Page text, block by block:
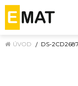
ÚVOD DS-